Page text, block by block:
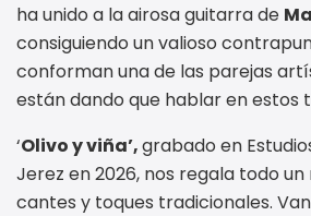
ha unido a la airosa guitarra de
consiguiendo un valioso
conforman una de las parejas
están dando que hablar en estos
‘Olivo y viña’,grabado en
Jerez en 2026, nos regala todo
cantes y toques tradicionales.